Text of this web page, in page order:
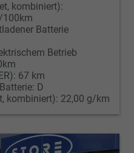
kombiniert):
100km
Batterie
Betrieb
67 km
D
kombiniert): 22,00 g/km